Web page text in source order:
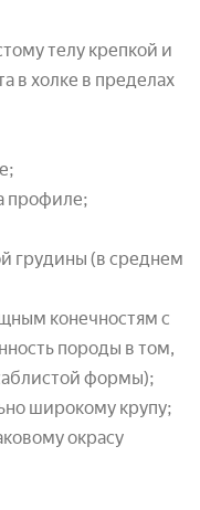
телу крепкой и
в холке в пределах
профиле;
грудины (в среднем
конечностям с
породы в том,
формы);
широкому крупу;
окрасу